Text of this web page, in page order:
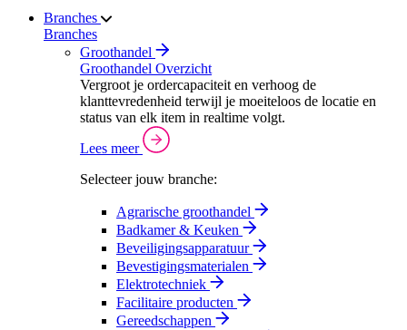
Branches
Branches
Groothandel
Groothandel Overzicht
Vergroot je ordercapaciteit en verhoog de
klanttevredenheid terwijl je moeiteloos de locatie en
status van elk item in realtime volgt.
Lees meer
Selecteer jouw branche:
Agrarische groothandel
Badkamer & Keuken
Beveiligingsapparatuur
Bevestigingsmaterialen
Elektrotechniek
Facilitaire producten
Gereedschappen